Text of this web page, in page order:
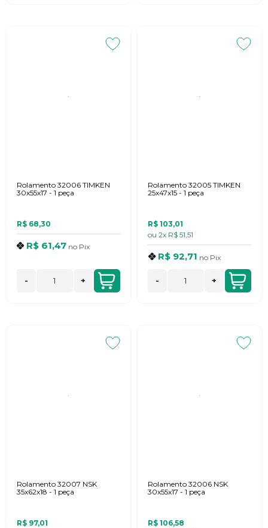
Rolamento 32006 TIMKEN
30x55x17 - 1 peça
R$ 68,30
R$ 61,47 no Pix
- +
Rolamento 32005 TIMKEN
25x47x15 - 1 peça
R$ 103,01
ou 2x R$ 51,51
R$ 92,71 no Pix
- +
Rolamento 32007 NSK
35x62x18 - 1 peça
R$ 97,01
Rolamento 32006 NSK
30x55x17 - 1 peça
R$ 106,58